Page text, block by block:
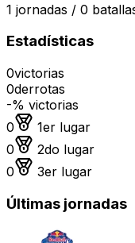
1 jornadas / 0
Estadísticas
0victorias
0derrotas
-% victorias
0
Medalla de oro
1er lugar
0
Medalla de plata
2do lugar
0
Medalla de
3er lugar
Últimas jornadas